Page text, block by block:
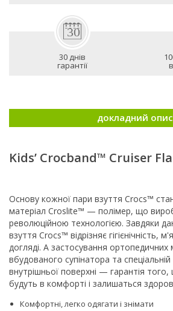
30 днів
гарантії
докладний опис
Kids’ Crocband™ Cruiser
Основу кожної пари взуття Crocs™
матеріал Croslite™ — полімер, що
революційною технологією. Завдяки
взуття Crocs™ відрізняє гігієнічність,
догляді. А застосування ортопедичних
вбудованого супінатора та спеціальній
внутрішньої поверхні — гарантія
будуть в комфорті і залишаться
Комфортні, легко одягати і знімати